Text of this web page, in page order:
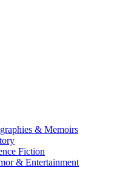
& Secure Online Shopping!
& Memoirs
Fiction
& Entertainment